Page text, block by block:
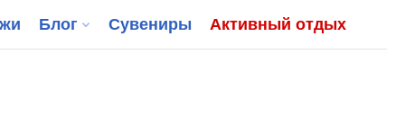
Блог Сувениры Активный отдых